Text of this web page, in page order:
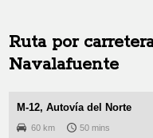
Ruta por
Navalafuente
M-12, Autovía del Norte
60 km 50 mins